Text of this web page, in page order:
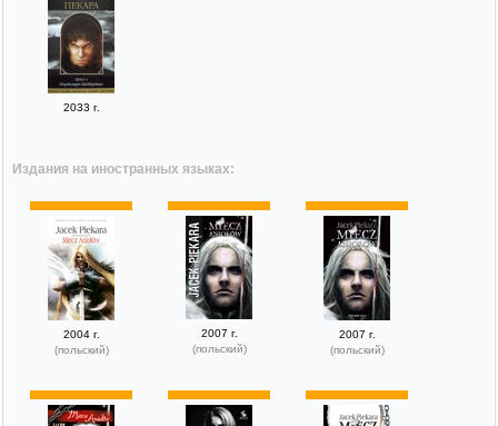
2033 г.
Издания на иностранных языках:
2004 г.
(польский)
2007 г.
(польский)
2007 г.
(польский)